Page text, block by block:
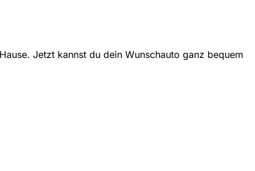
Jetzt kannst du dein Wunschauto ganz bequem